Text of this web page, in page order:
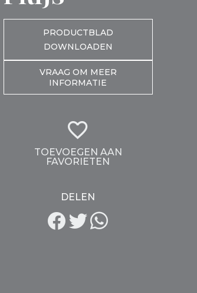
PRODUCTBLAD
DOWNLOADEN
VRAAG OM MEER
INFORMATIE
TOEVOEGEN AAN
FAVORIETEN
DELEN